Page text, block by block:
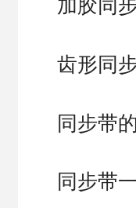
加胶同
齿形同
同步带
同步带